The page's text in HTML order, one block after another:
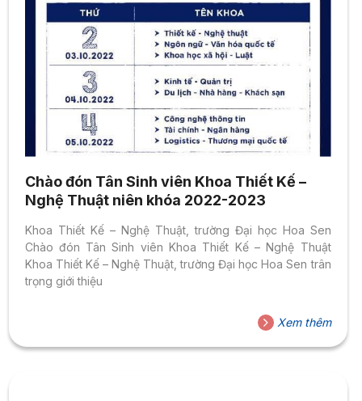
Chào đón Tân Sinh viên Khoa Thiết Kế –
Nghệ Thuật niên khóa 2022-2023
Khoa Thiết Kế – Nghệ Thuật, trường Đại học Hoa Sen
Chào đón Tân Sinh viên Khoa Thiết Kế – Nghệ Thuật
Khoa Thiết Kế – Nghệ Thuật, trường Đại học Hoa Sen trân
trọng giới thiệu
Xem thêm